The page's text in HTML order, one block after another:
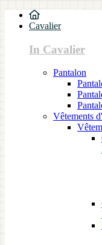
Cavalier
In Cavalier
Pantalon
Vêtements